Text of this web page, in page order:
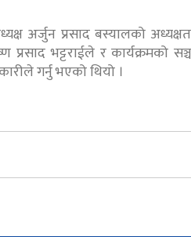
अर्जुन प्रसाद बस्यालको
भट्टराईले र कार्यक्रमको
गर्नु भएको थियो ।